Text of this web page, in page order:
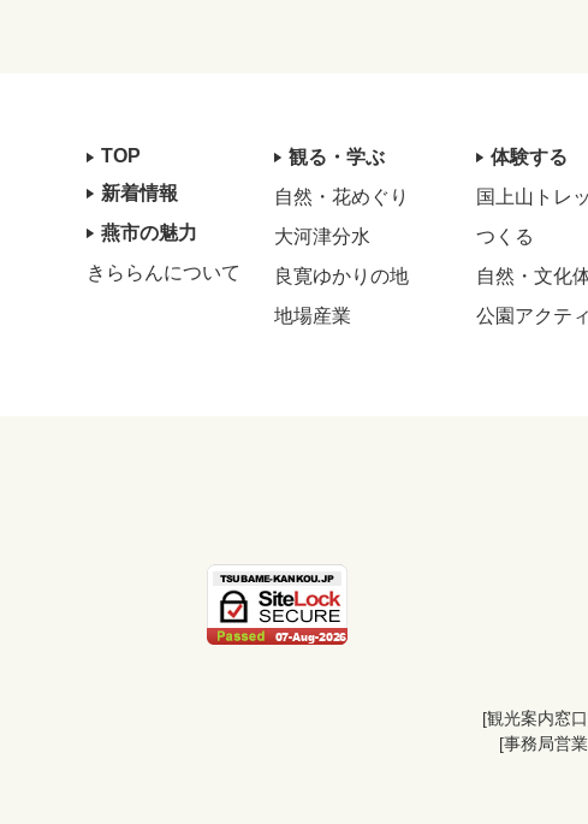
TOP
新着情報
燕市の魅力
きららんについて
観る・学ぶ
自然・花めぐり
大河津分水
良寛ゆかりの地
地場産業
体験する
国上山トレ
つくる
自然・文化
公園アクテ
[観光案内窓
[事務局営